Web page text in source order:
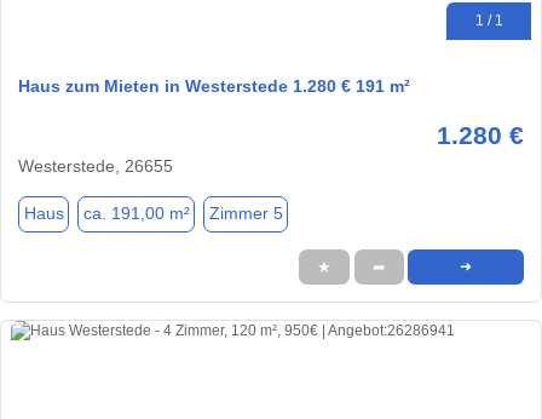
1 / 1
Haus zum Mieten in Westerstede 1.280 € 191 m²
1.280 €
Westerstede, 26655
Haus ca. 191,00 m² Zimmer 5
★ ➦ ➜